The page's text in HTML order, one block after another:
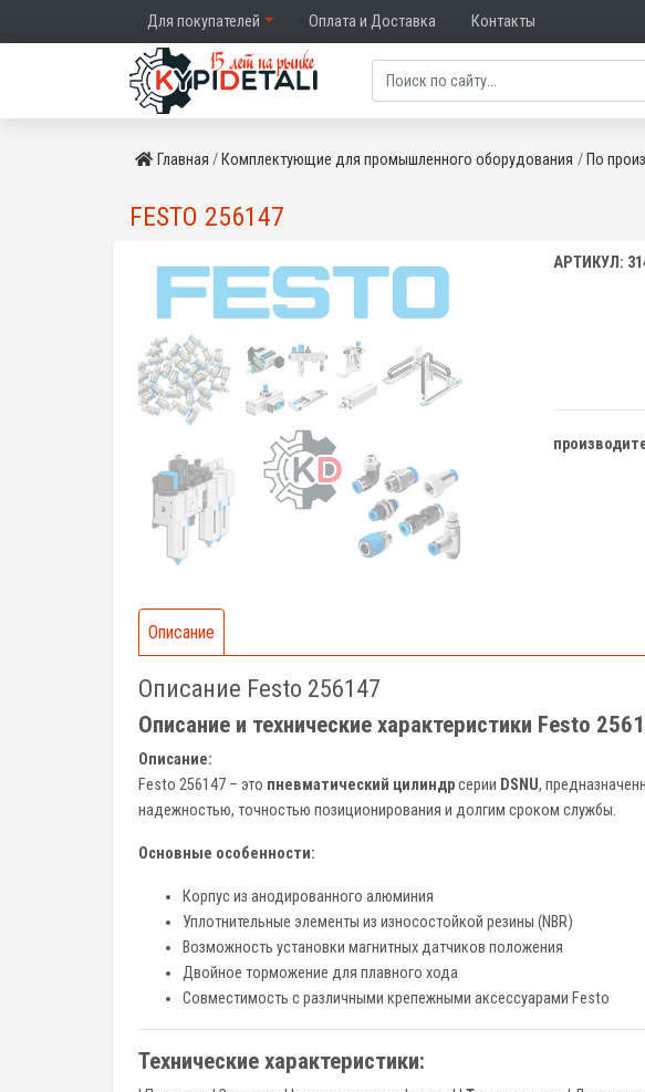
Для покупателей Оплата и Доставка Контакты
Главная Комплектующие для промышленного оборудования По
FESTO 256147
АРТИКУЛ:
Описание
Описание Festo 256147
Описание и технические характеристики Festo
Описание:
Festo 256147 – это пневматический цилиндрсерии DSNU,
надежностью, точностью позиционирования и долгим сроком службы.
Основные особенности:
Корпус из анодированного алюминия
Уплотнительные элементы из износостойкой резины (NBR)
Возможность установки магнитных датчиков положения
Двойное торможение для плавного хода
Совместимость с различными крепежными аксессуарами Festo
Технические характеристики: